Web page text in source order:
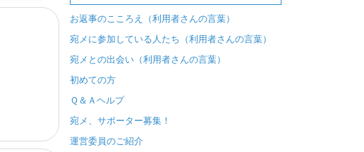
お返事のこころえ（利用者さんの言葉）
宛メに参加している人たち（利用者さんの言葉）
宛メとの出会い（利用者さんの言葉）
初めての方
Ｑ＆Ａヘルプ
宛メ、サポーター募集！
運営委員のご紹介